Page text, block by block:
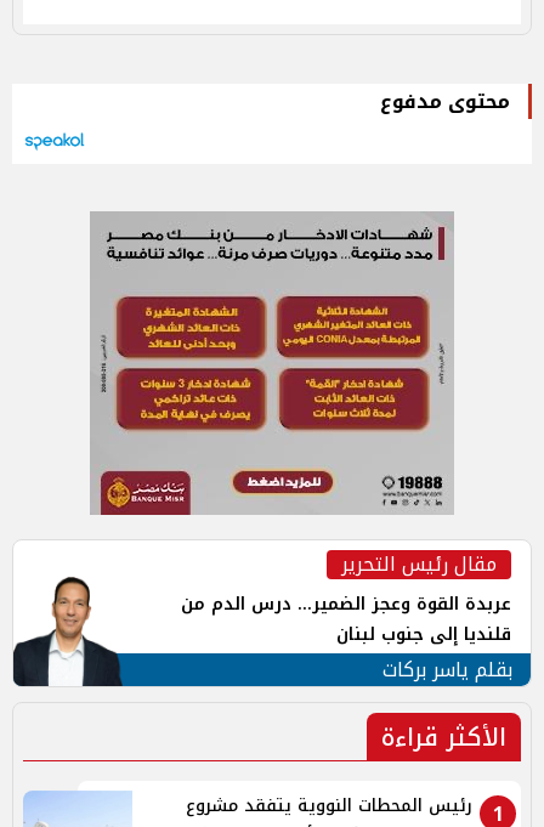
محتوى مدفوع
مقال رئيس التحرير
عربدة القوة وعجز الضمير... درس الدم من
قلنديا إلى جنوب لبنان
بقلم ياسر بركات
الأكثر قراءة
1
رئيس المحطات النووية يتفقد مشروع